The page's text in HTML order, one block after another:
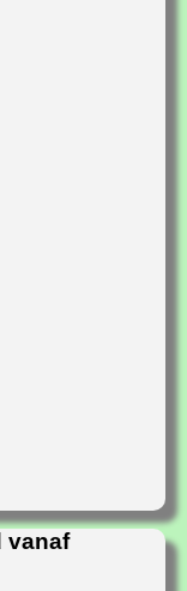
vanaf